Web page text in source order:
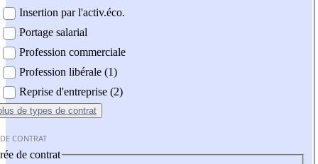
Insertion par l'activ.éco.
Portage salarial
Profession commerciale
Profession libérale (1)
Reprise d'entreprise (2)
de types de contrat
CONTRAT
de contrat